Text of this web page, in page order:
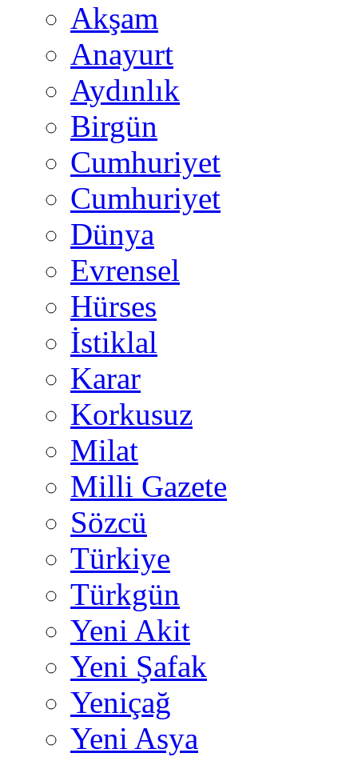
Akşam
Anayurt
Aydınlık
Birgün
Cumhuriyet
Cumhuriyet
Dünya
Evrensel
Hürses
İstiklal
Karar
Korkusuz
Milat
Milli Gazete
Sözcü
Türkiye
Türkgün
Yeni Akit
Yeni Şafak
Yeniçağ
Yeni Asya